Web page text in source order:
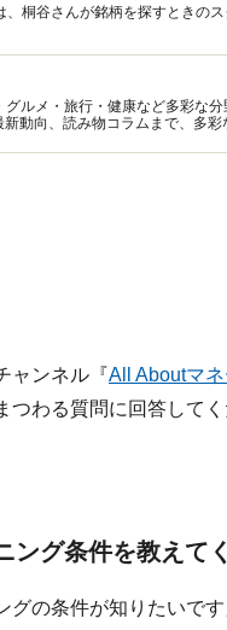
桐谷さんが銘柄を探すときのス
グルメ・旅行・健康など多彩な
動向、読み物コラムまで、多
ャンネル『All Aboutマネ
わる質問に回答してく
ング条件を教えて
グの条件が知りたいで